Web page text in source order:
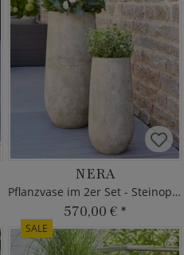
NERA
Pflanzvase im 2er Set - Steinoptik
570,00 € *
SALE